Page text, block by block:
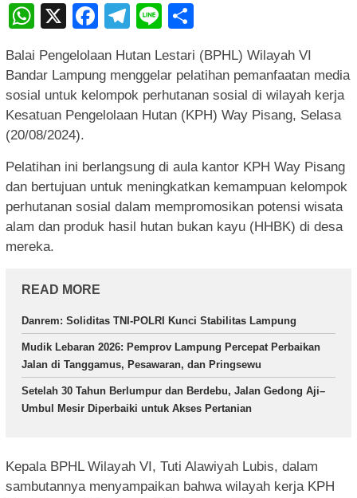
WhatsApp
X Facebook
Telegram
Line
Balai Pengelolaan Hutan Lestari (BPHL) Wilayah VI
Bandar Lampung menggelar pelatihan pemanfaatan media
sosial untuk kelompok perhutanan sosial di wilayah kerja
Kesatuan Pengelolaan Hutan (KPH) Way Pisang, Selasa
(20/08/2024).
Pelatihan ini berlangsung di aula kantor KPH Way Pisang
dan bertujuan untuk meningkatkan kemampuan kelompok
perhutanan sosial dalam mempromosikan potensi wisata
alam dan produk hasil hutan bukan kayu (HHBK) di desa
mereka.
READ MORE
Danrem: Soliditas TNI-POLRI Kunci Stabilitas Lampung
Mudik Lebaran 2026: Pemprov Lampung Percepat Perbaikan
Jalan di Tanggamus, Pesawaran, dan Pringsewu
Setelah 30 Tahun Berlumpur dan Berdebu, Jalan Gedong Aji–
Umbul Mesir Diperbaiki untuk Akses Pertanian
Kepala BPHL Wilayah VI, Tuti Alawiyah Lubis, dalam
sambutannya menyampaikan bahwa wilayah kerja KPH